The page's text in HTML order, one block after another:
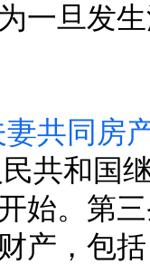
一旦发
共同房
共和国
始。第
产，包